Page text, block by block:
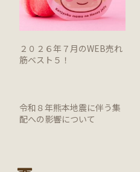
２０２６年７月のWEB売れ
筋ベスト５！
令和８年熊本地震に伴う集
配への影響について